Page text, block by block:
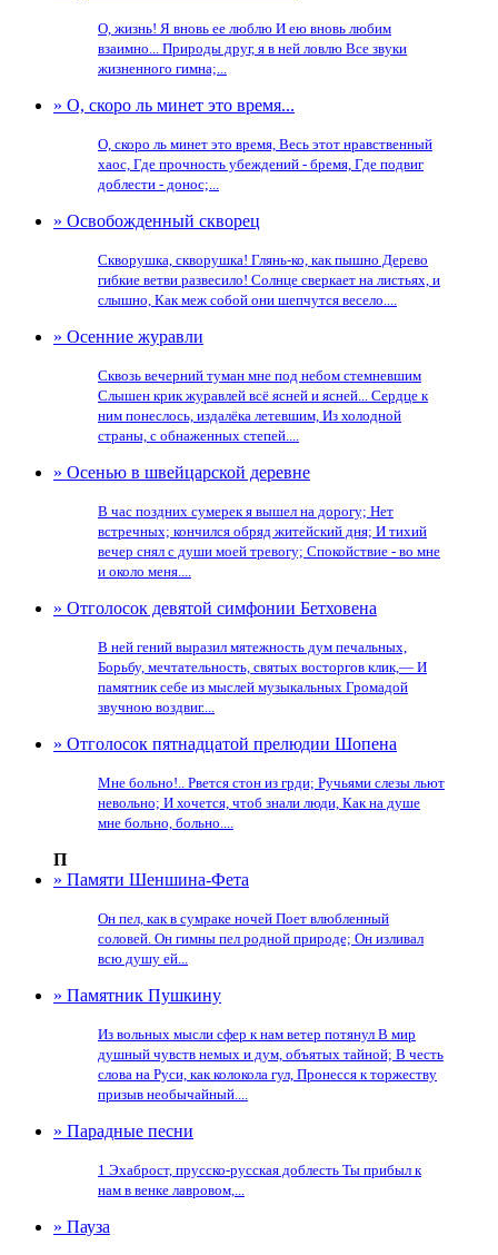
О, жизнь! Я вновь ее люблю И ею вновь любим
взаимно... Природы друг, я в ней ловлю Все звуки
жизненного гимна;...
» О, скоро ль минет это время...
О, скоро ль минет это время, Весь этот нравственный
хаос, Где прочность убеждений - бремя, Где подвиг
доблести - донос;...
» Освобожденный скворец
Скворушка, скворушка! Глянь-ко, как пышно Дерево
гибкие ветви развесило! Солнце сверкает на листьях, и
слышно, Как меж собой они шепчутся весело....
» Осенние журавли
Сквозь вечерний туман мне под небом стемневшим
Слышен крик журавлей всё ясней и ясней... Сердце к
ним понеслось, издалёка летевшим, Из холодной
страны, с обнаженных степей....
» Осенью в швейцарской деревне
В час поздних сумерек я вышел на дорогу; Нет
встречных; кончился обряд житейский дня; И тихий
вечер снял с души моей тревогу; Спокойствие - во мне
и около меня....
» Отголосок девятой симфонии Бетховена
В ней гений выразил мятежность дум печальных,
Борьбу, мечтательность, святых восторгов клик,— И
памятник себе из мыслей музыкальных Громадой
звучною воздвиг....
» Отголосок пятнадцатой прелюдии Шопена
Мне больно!.. Рвется стон из грди; Ручьями слезы льют
невольно; И хочется, чтоб знали люди, Как на душе
мне больно, больно....
П
» Памяти Шеншина-Фета
Он пел, как в сумраке ночей Поет влюбленный
соловей. Он гимны пел родной природе; Он изливал
всю душу ей...
» Памятник Пушкину
Из вольных мысли сфер к нам ветер потянул В мир
душный чувств немых и дум, объятых тайной; В честь
слова на Руси, как колокола гул, Пронесся к торжеству
призыв необычайный....
» Парадные песни
1 Эхаброст, прусско-русская доблесть Ты прибыл к
нам в венке лавровом,...
» Пауза